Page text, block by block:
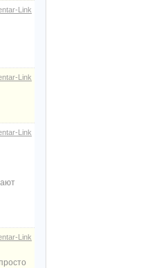
Link
Link
Link
Link